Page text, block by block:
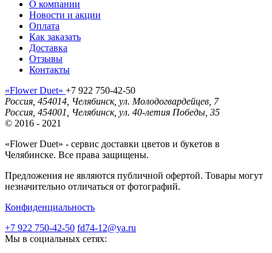
О компании
Новости и акции
Оплата
Как заказать
Доставка
Отзывы
Контакты
«Flower Duet» +7 922 750-42-50
Россия 454014 Челябинск, ул. Молодогвардейцев, 7
Россия 454001 Челябинск, ул. 40-летия Победы, 35
© 2016 - 2021
«Flower Duet» - сервис доставки цветов и букетов в
Челябинске. Все права защищены.
Предложения не являются публичной офертой. Товары могут
незначительно отличаться от фотографий.
Конфиденциальность
+7 922 750-42-50 fd74-12@ya.ru
Мы в социальных сетях: